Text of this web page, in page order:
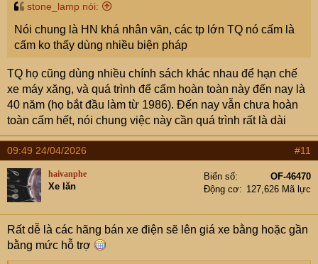
stone_lamp nói:
Nói chung là HN khá nhân văn, các tp lớn TQ nó cấm là
cấm ko thấy dùng nhiều biện pháp
TQ họ cũng dùng nhiều chính sách khác nhau để hạn chế
xe máy xăng, và quá trình để cấm hoàn toàn này đến nay là
40 năm (họ bắt đầu làm từ 1986). Đến nay vẫn chưa hoàn
toàn cấm hết, nói chung việc này cần quá trình rất là dài
09:49 24/04/2026 #11
haivanphe
Xe lăn
Biển số
OF-46470
Động cơ
127,626 Mã lực
Rất dễ là các hãng bán xe điện sẽ lên giá xe bằng hoặc gần
bằng mức hỗ trợ